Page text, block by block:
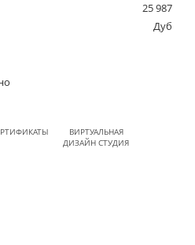
25 987
Дуб
ВИРТУАЛЬНАЯ
ДИЗАЙН СТУДИЯ